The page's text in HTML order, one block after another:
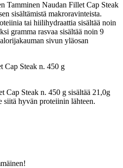
Tamminen Naudan Fillet Cap Steak
sisältämistä makroravinteista.
tai hiilihydraattia sisältää noin
gramma rasvaa sisältää noin 9
sivun yläosan
Cap Steak n. 450 g
Cap Steak n. 450 g sisältää 21,0g
siitä hyvän proteiinin lähteen.